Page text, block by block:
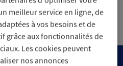
meilleur service en ligne, de
à vos besoins et de
grâce aux fonctionnalités de
Les cookies peuvent
nos annonces